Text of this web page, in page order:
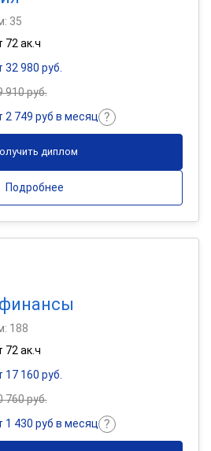
35
72 ак.ч
32 980 руб.
910 руб.
2 749 руб в месяц
диплом
Подробнее
188
72 ак.ч
17 160 руб.
760 руб.
1 430 руб в месяц